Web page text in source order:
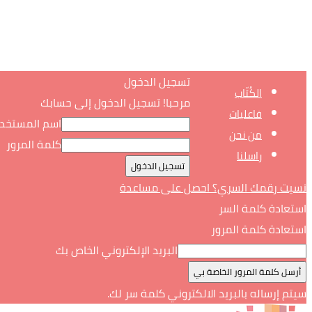
الكُتّاب
فاعليات
من نحن
راسلنا
تسجيل الدخول
مرحبا! تسجيل الدخول إلى حسابك
اسم
كلمة المرور
نسيت رقمك السري؟ احصل على مساعدة
استعادة كلمة السر
استعادة كلمة المرور
البريد الإلكتروني الخاص بك
سيتم إرساله بالبريد الالكتروني كلمة سر لك.